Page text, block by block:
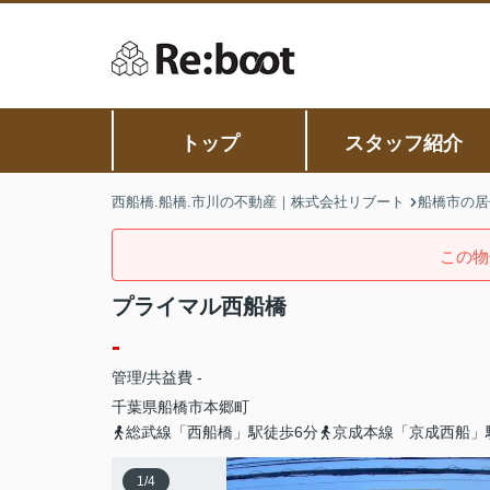
トップ スタッフ紹介
西船橋.船橋.市川の不動産｜株式会社リブート 船橋市の
この
プライマル西船橋
-
管理/共益費 -
千葉県船橋市本郷町
総武線「西船橋」駅徒歩6分
京成本線「京成西船
1/4